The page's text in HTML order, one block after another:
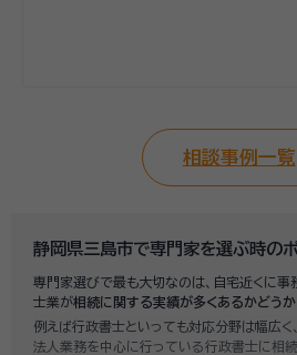
相談事例一覧
静岡県三島市で専門家を選ぶ時のポ
専門家選びで最も大切なのは、自宅近くに事
士業が相続に関する実績が多くあるかどうか
例えば行政書士といっても対応分野は幅広
法人業務を中心に行っている行政書士に相